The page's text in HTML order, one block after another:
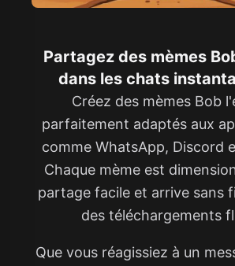
Partagez des mèmes
dans les chats
Créez des mèmes Bob
parfaitement adaptés aux
comme WhatsApp, Discord
Chaque mème est
partage facile et arrive sans
des téléchargements
Que vous réagissiez à un